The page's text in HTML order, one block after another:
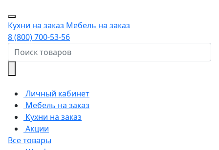
Кухни на заказ Мебель на заказ
8 (800) 700-53-56
Личный кабинет
Мебель на заказ
Кухни на заказ
Акции
Все товары